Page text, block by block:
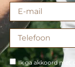
Ik ga akkoord met